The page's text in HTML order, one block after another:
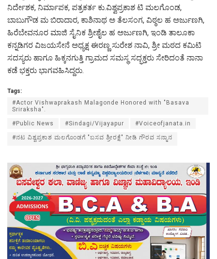
ನಿರ್ದೇಶಕ, ನಿರ್ಮಾಪಕ, ಪತ್ರಕರ್ತ ಕು.ವಿಶ್ವಪ್ರಕಾಶ ಟಿ ಮಲಗೊಂಡ,
ಬಾಬುಗೌಡ ಮ ಬಿರಾದಾರ, ಕಾಶಿನಾಥ ಅ ತೆಲಸಂಗ, ವಿಠ್ಠಲ ಹ ಅರ್ಜುಣಗಿ,
ಹಿರೆಬೇವನೂರ ಮಾಜಿ ಸೈನಿಕ ಶ್ರೀಶೈಲ ಹ ಅರ್ಜುಣಗಿ, ಇಂಡಿ ತಾಲೂಕಾ
ಕನ್ನಡಿಗರ ವಿಜಯಸೇನೆ ಅಧ್ಯಕ್ಷ ಈರಣ್ಣ ಸುರೇಶ ನಾವಿ, ಶ್ರೀ ಮಠದ ಕಮಿಟಿ
ಸದಸ್ಯರು ಹಾಗೂ ಹಿಕ್ಕನಗುತ್ತಿ ಗ್ರಾಮದ ಸಮಸ್ಥ ಸದ್ಭಕ್ತರು ಸೇರಿದಂತೆ ನಾನಾ
ಕಡೆ ಭಕ್ತರು ಭಾಗವಹಿಸಿದ್ದರು‌.
Tags:
#Actor Vishwaprakash Malagonde Honored with "Basava
Sriraksha".
#Public News #Sindagi/Vijayapur #Voiceofjanata.in
#ನಟ ವಿಶ್ವಪ್ರಕಾಶ ಮಲಗೊಂಡಗೆ "ಬಸವ ಶ್ರೀರಕ್ಷೆ" ನೀಡಿ ಗೌರವ ಸನ್ಮಾನ